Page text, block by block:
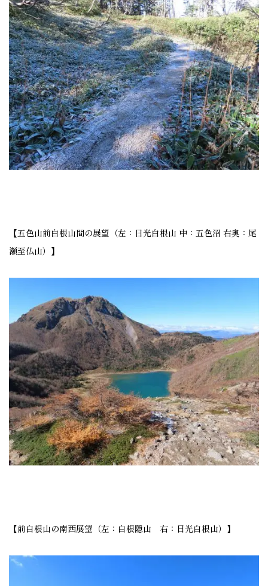
【五色山前白根山間の展望（左：日光白根山 中：五色沼 右奥：尾
瀬至仏山）】
【前白根山の南西展望（左：白根隠山 右：日光白根山）】